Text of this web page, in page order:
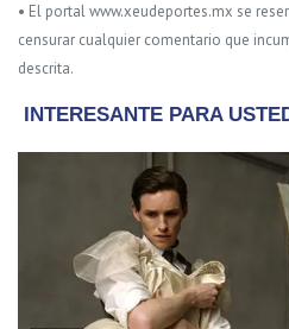
• El portal www.xeudeportes.mx se
censurar cualquier comentario que
descrita.